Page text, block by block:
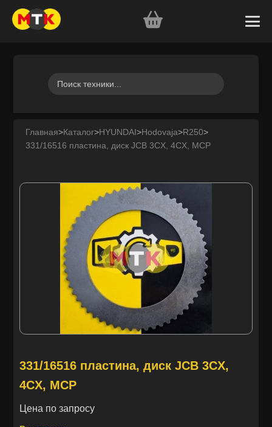
Главная>Каталог>HYUNDAI>Hodovaja>R250>
331/16516 пластина, диск JCB 3CX, 4CX, MCP
331/16516 пластина, диск JCB 3CX,
4CX, MCP
Цена по запросу